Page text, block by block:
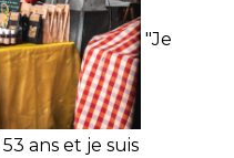
"Je
ans et je suis